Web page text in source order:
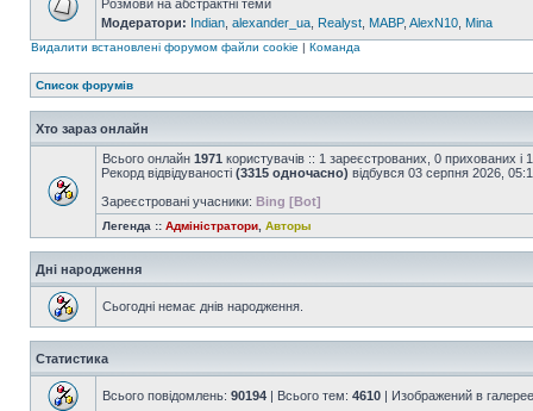
Розмови на абстрактні теми
Модератори: Indian alexander_ua Realyst MABP, AlexN10 Mina
Видалити встановлені форумом файли cookie | Команда
Список форумів
Хто зараз онлайн
Всього онлайн 1971 користувачів :: 1 зареєстрованих, 0 прихованих і
Рекорд відвідуваності (3315 одночасно) відбувся 03 серпня 2026,
Зареєстровані учасники: Bing [Bot]
Легенда :: Адміністратори Авторы
Дні народження
Сьогодні немає днів народження.
Статистика
Всього повідомлень: 90194 | Всього тем: 4610 | Изображений в